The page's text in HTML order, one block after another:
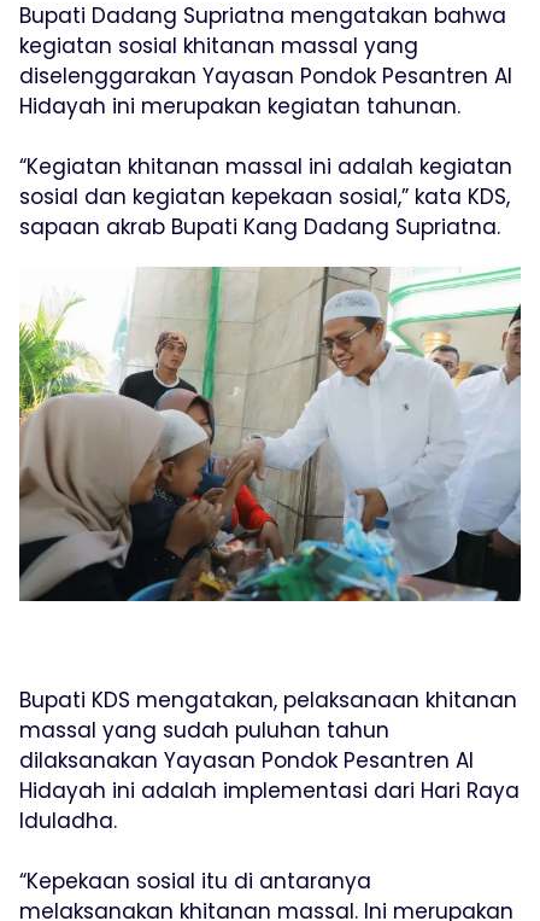
Bupati Dadang Supriatna mengatakan bahwa
kegiatan sosial khitanan massal yang
diselenggarakan Yayasan Pondok Pesantren Al
Hidayah ini merupakan kegiatan tahunan.
“Kegiatan khitanan massal ini adalah kegiatan
sosial dan kegiatan kepekaan sosial,” kata KDS,
sapaan akrab Bupati Kang Dadang Supriatna.
Bupati KDS mengatakan, pelaksanaan khitanan
massal yang sudah puluhan tahun
dilaksanakan Yayasan Pondok Pesantren Al
Hidayah ini adalah implementasi dari Hari Raya
Iduladha.
“Kepekaan sosial itu di antaranya
melaksanakan khitanan massal. Ini merupakan